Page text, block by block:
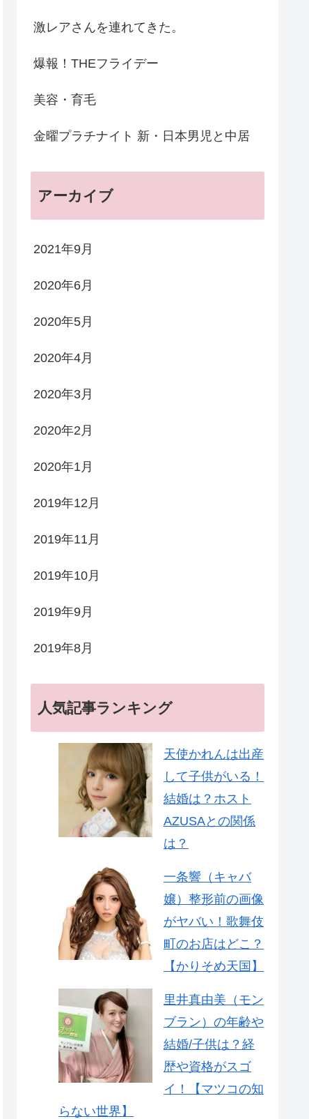
激レアさんを連れてきた。
爆報！THEフライデー
美容・育毛
金曜プラチナイト 新・日本男児と中居
アーカイブ
2021年9月
2020年6月
2020年5月
2020年4月
2020年3月
2020年2月
2020年1月
2019年12月
2019年11月
2019年10月
2019年9月
2019年8月
人気記事ランキング
天使かれんは出産
して子供がいる！
結婚は？ホスト
AZUSAとの関係
は？
一条響（キャバ
嬢）整形前の画像
がヤバい！歌舞伎
町のお店はどこ？
【かりそめ天国】
里井真由美（モン
ブラン）の年齢や
結婚/子供は？経
歴や資格がスゴ
イ！【マツコの知
らない世界】